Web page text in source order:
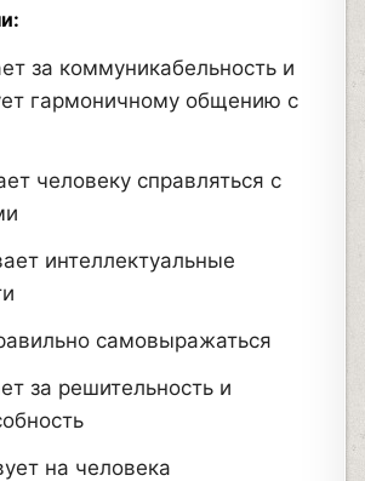
за коммуникабельность и
гармоничному общению с
человеку справляться с
интеллектуальные
самовыражаться
за решительность и
на человека